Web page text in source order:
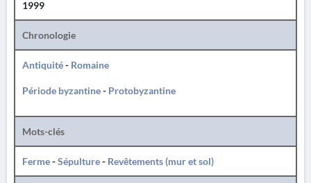
1999
Chronologie
Antiquité- Romaine
Période byzantine- Protobyzantine
Mots-clés
Ferme-Sépulture- Revêtements (mur et sol)